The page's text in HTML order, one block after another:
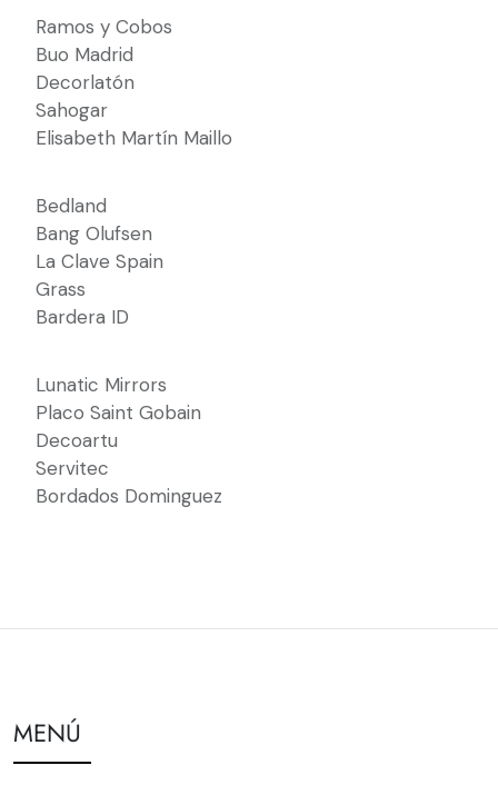
Ramos y Cobos
Buo Madrid
Decorlatón
Sahogar
Elisabeth Martín Maillo
Bedland
Bang Olufsen
La Clave Spain
Grass
Bardera ID
Lunatic Mirrors
Placo Saint Gobain
Decoartu
Servitec
Bordados Dominguez
MENÚ